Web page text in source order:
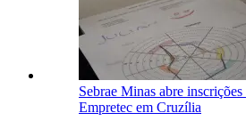
Sebrae Minas abre
Empretec em Cruzília